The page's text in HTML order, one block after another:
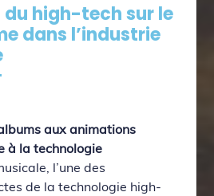
du high-tech sur le
dans l’industrie
aux animations
à la technologie
l’une des
de la technologie high-